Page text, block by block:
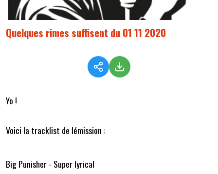
Quelques rimes suffisent du 01 11 2020
Yo !
Voici la tracklist de lémission :
Big Punisher - Super lyrical